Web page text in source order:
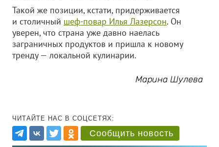
Такой же позиции, кстати, придерживается
и столичный шеф-повар Илья Лазерсон. Он
уверен, что страна уже давно наелась
заграничных продуктов и пришла к новому
тренду — локальной кулинарии.
Марина Шулева
ЧИТАЙТЕ НАС В СОЦСЕТЯХ:
Сообщить новость